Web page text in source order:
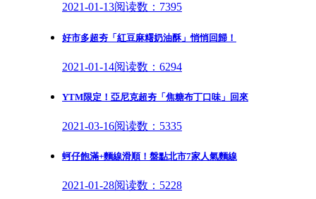
2021-01-13阅读数：7395
好市多超夯「紅豆麻糬奶油酥」悄悄回歸！
2021-01-14阅读数：6294
YTM限定！亞尼克超夯「焦糖布丁口味」回來
2021-03-16阅读数：5335
蚵仔飽滿+麵線滑順！盤點北市7家人氣麵線
2021-01-28阅读数：5228